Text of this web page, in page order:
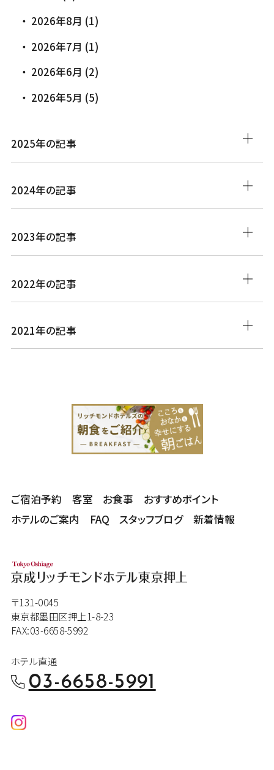
2026年8月 (1)
2026年7月 (1)
2026年6月 (2)
2026年5月 (5)
2025年の記事
2024年の記事
2023年の記事
2022年の記事
2021年の記事
ご宿泊予約 客室 お食事
おすすめポイント
ホテルのご案内
FAQ スタッフブログ 新着情報
〒131-0045
東京都墨田区押上1-8-23
FAX:03-6658-5992
ホテル直通
03-6658-5991